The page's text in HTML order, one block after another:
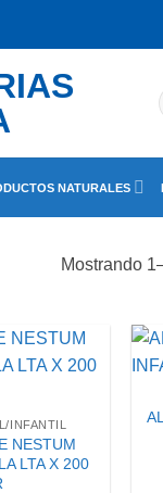
NATURALES
Mostrando
INFANTIL
NESTUM
LTA X 200